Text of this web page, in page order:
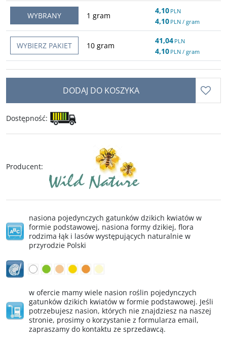
WYBRANY 1 gram
4,10 PLN
4,10 PLN / gram
WYBIERZ PAKIET 10 gram
41,04 PLN
4,10 PLN / gram
DODAJ DO KOSZYKA
Dostępność:
Producent:
nasiona pojedynczych gatunków dzikich kwiatów w
formie podstawowej, nasiona formy dzikiej, flora
rodzima łąk i lasów występujących naturalnie w
przyrodzie Polski
w ofercie mamy wiele nasion roślin pojedynczych
gatunków dzikich kwiatów w formie podstawowej. Jeśli
potrzebujesz nasion, których nie znajdziesz na naszej
stronie, prosimy o korzystanie z formularza email,
zapraszamy do kontaktu ze sprzedawcą.